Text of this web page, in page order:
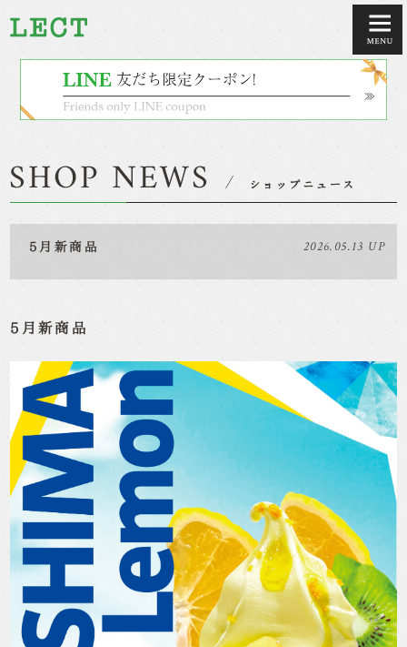
5月新商品 2026.05.13 UP
5月新商品